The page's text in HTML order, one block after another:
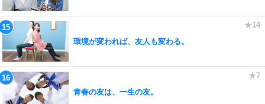
環境が変われば、友人も変わる。
青春の友は、一生の友。